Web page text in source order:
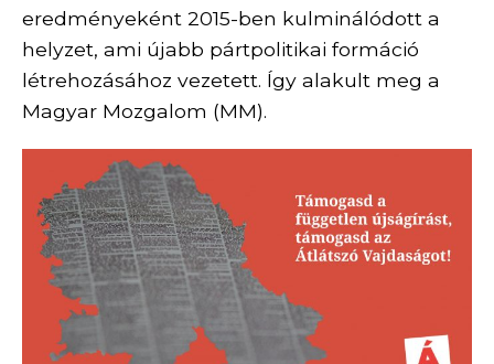
eredményeként 2015-ben kulminálódott a
helyzet, ami újabb pártpolitikai formáció
létrehozásához vezetett. Így alakult meg a
Magyar Mozgalom (MM).